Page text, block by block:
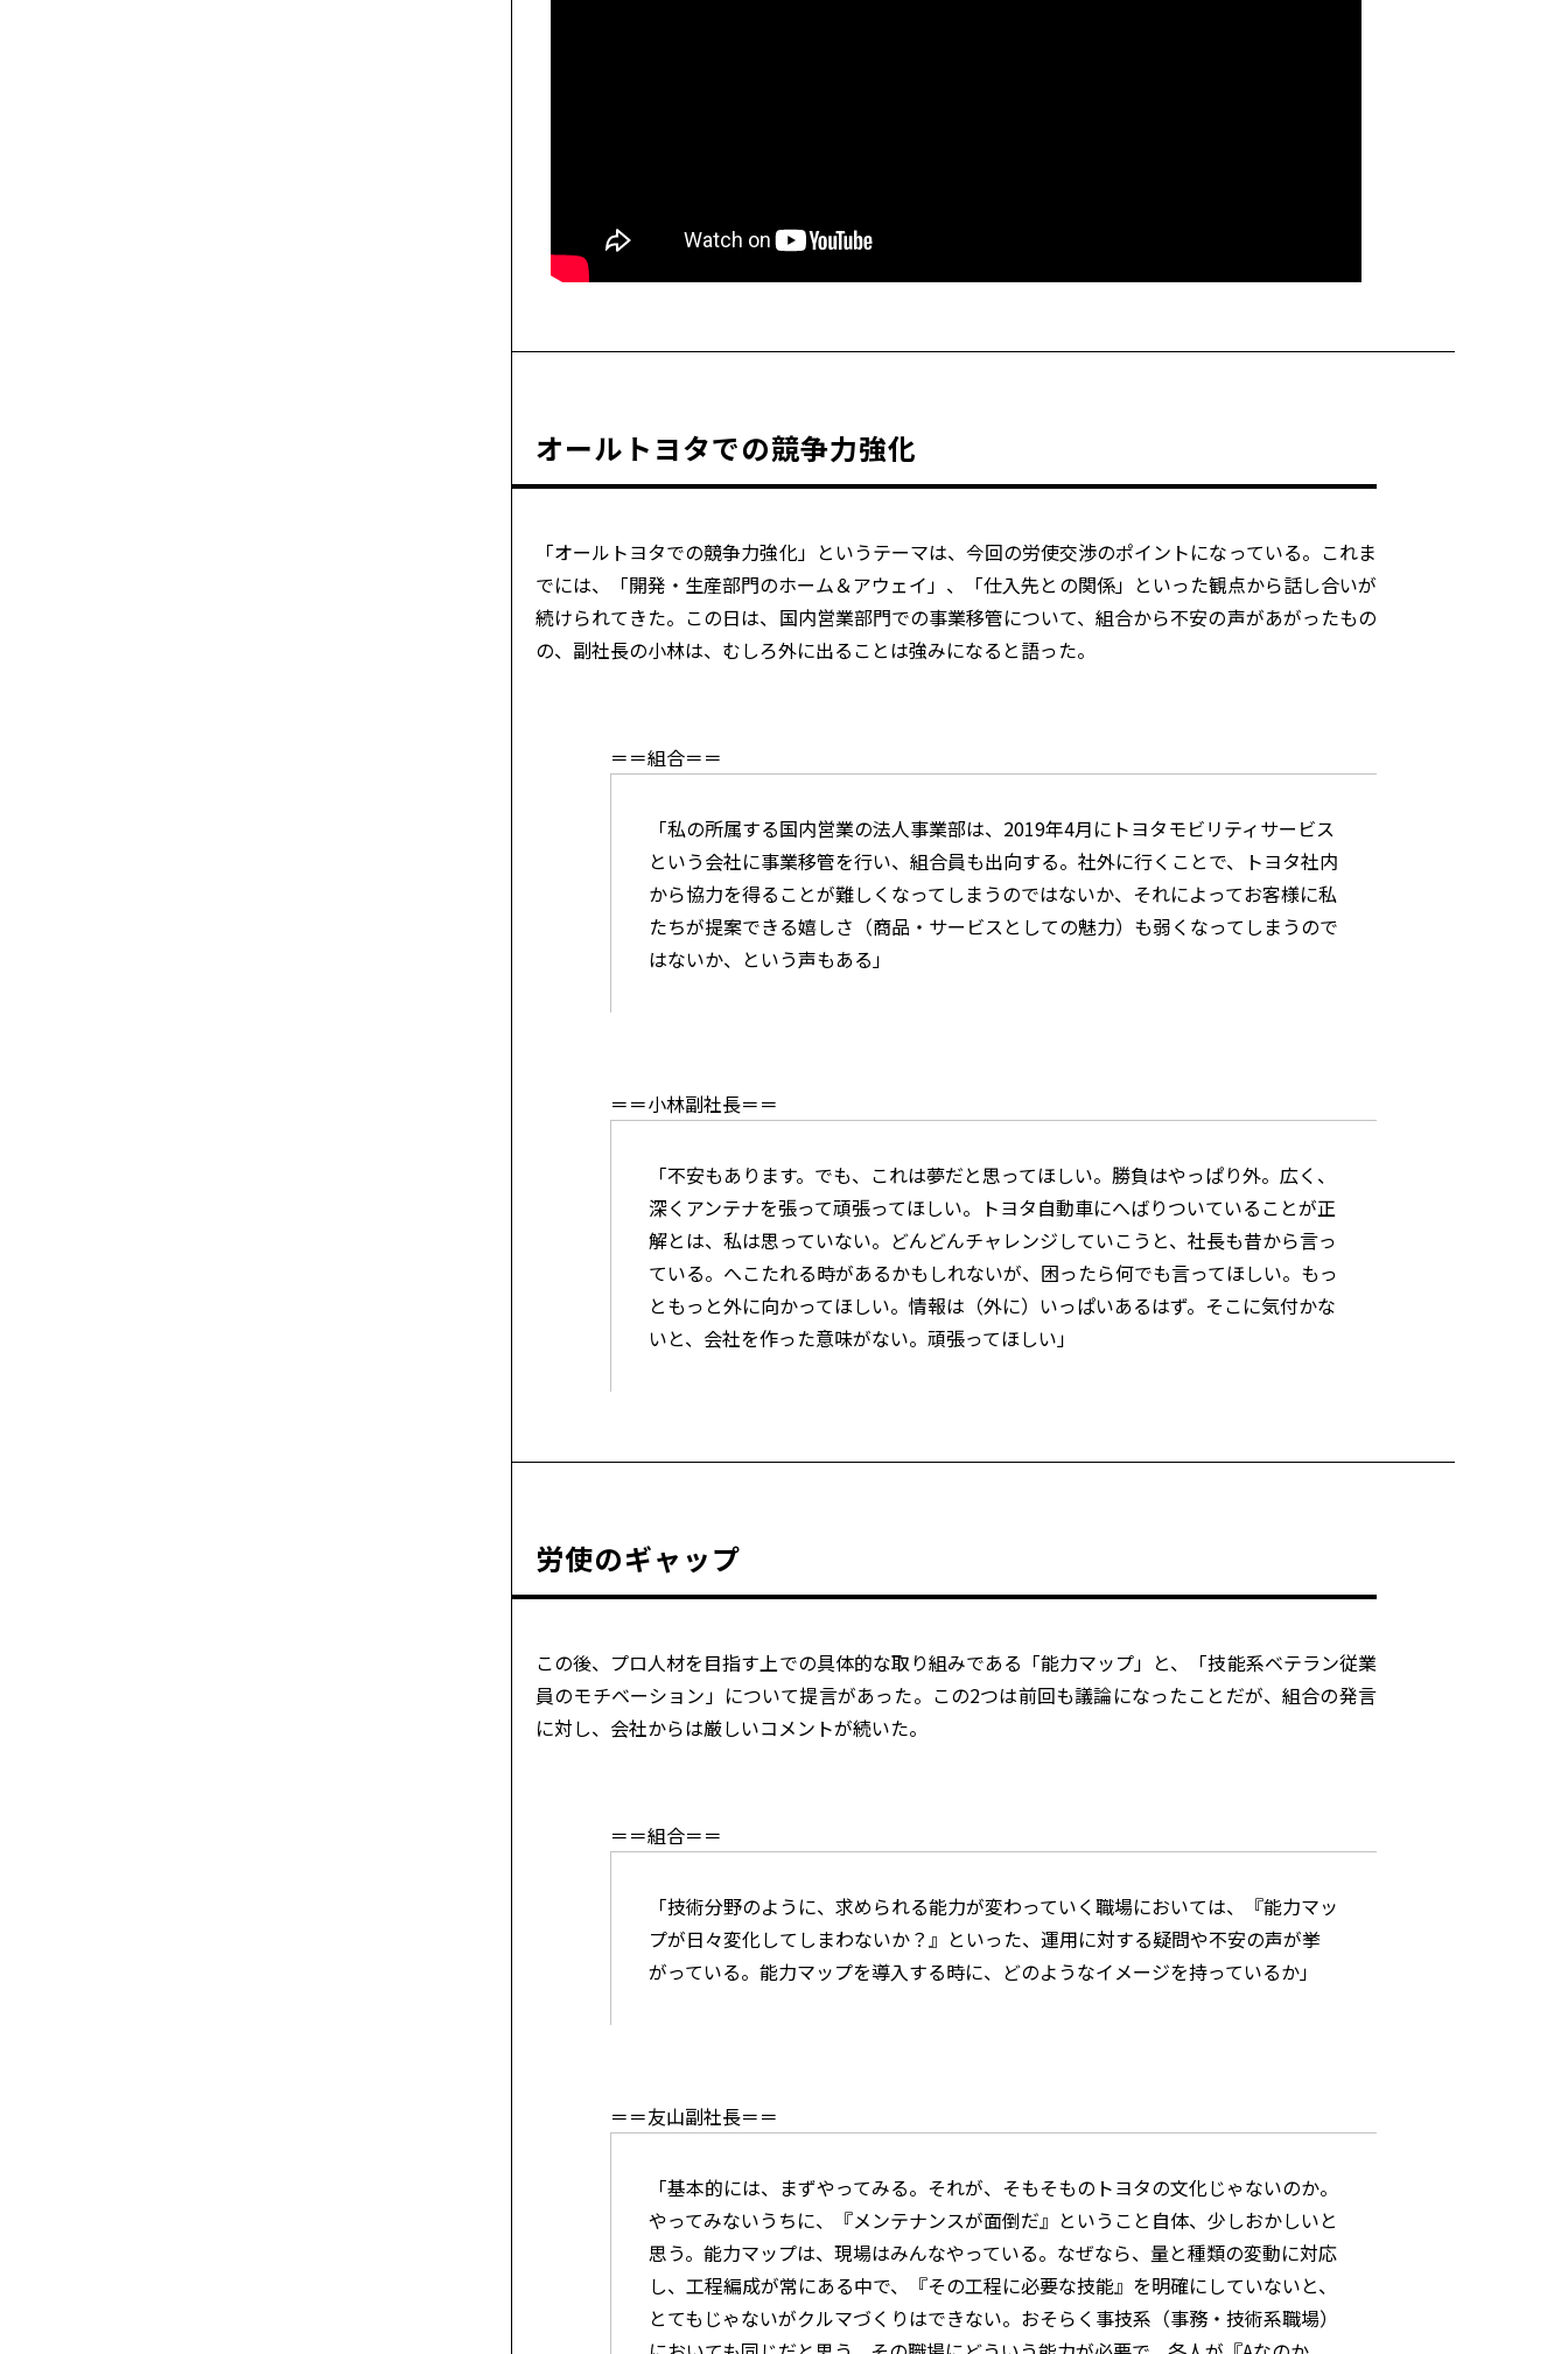
オールトヨタでの競争力強化
「オールトヨタでの競争力強化」というテーマは、今回の労使交渉のポイントになっている。これま
でには、「開発・生産部門のホーム＆アウェイ」、「仕入先との関係」といった観点から話し合いが
続けられてきた。この日は、国内営業部門での事業移管について、組合から不安の声があがったもの
の、副社長の小林は、むしろ外に出ることは強みになると語った。
＝＝組合＝＝
「私の所属する国内営業の法人事業部は、2019年4月にトヨタモビリティサービス
という会社に事業移管を行い、組合員も出向する。社外に行くことで、トヨタ社内
から協力を得ることが難しくなってしまうのではないか、それによってお客様に私
たちが提案できる嬉しさ（商品・サービスとしての魅力）も弱くなってしまうので
はないか、という声もある」
＝＝小林副社長＝＝
「不安もあります。でも、これは夢だと思ってほしい。勝負はやっぱり外。広く、
深くアンテナを張って頑張ってほしい。トヨタ自動車にへばりついていることが正
解とは、私は思っていない。どんどんチャレンジしていこうと、社長も昔から言っ
ている。へこたれる時があるかもしれないが、困ったら何でも言ってほしい。もっ
ともっと外に向かってほしい。情報は（外に）いっぱいあるはず。そこに気付かな
いと、会社を作った意味がない。頑張ってほしい」
労使のギャップ
この後、プロ人材を目指す上での具体的な取り組みである「能力マップ」と、「技能系ベテラン従業
員のモチベーション」について提言があった。この2つは前回も議論になったことだが、組合の発言
に対し、会社からは厳しいコメントが続いた。
＝＝組合＝＝
「技術分野のように、求められる能力が変わっていく職場においては、『能力マッ
プが日々変化してしまわないか？』といった、運用に対する疑問や不安の声が挙
がっている。能力マップを導入する時に、どのようなイメージを持っているか」
＝＝友山副社長＝＝
「基本的には、まずやってみる。それが、そもそものトヨタの文化じゃないのか。
やってみないうちに、『メンテナンスが面倒だ』ということ自体、少しおかしいと
思う。能力マップは、現場はみんなやっている。なぜなら、量と種類の変動に対応
し、工程編成が常にある中で、『その工程に必要な技能』を明確にしていないと、
とてもじゃないがクルマづくりはできない。おそらく事技系（事務・技術系職場）